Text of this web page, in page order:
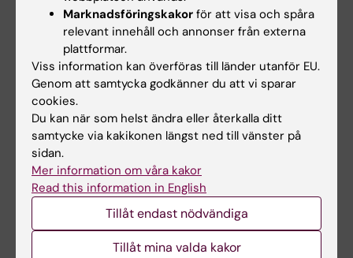
Publikation
“7-month duration of SARS-CoV-2 mucosal
immunoglobulin-A responses and
protection”
. Ulrika Marking, Oscar Bladh,
Sebastian Havervall, Julia Svensson, Nina
Greilert-Norin, Katherina Aguilera, Martha
Kihlgren, Ann-Cristin Salomonsson, Maja
Månsson, Radiosa Gallini, Cecilia Kriegholm,
Philip Bacchus, Sophia Hober, Max Gordon,
Kim Blom, Anna Smed-Sörensen, Mikael
Åberg, Jonas Klingström, Charlotte Thålin.The
Infectious Diseases, correspondence,
Marknadsföringskakor för att visa och spåra
relevant innehåll och annonser från externa
plattformar.
Viss information kan överföras till länder utanför EU.
Genom att samtycka godkänner du att vi sparar
cookies.
Du kan när som helst ändra eller återkalla ditt
samtycke via kakikonen längst ned till vänster på
sidan.
Mer information om våra kakor
Read this information in English
Tillåt endast nödvändiga
Tillåt mina valda kakor